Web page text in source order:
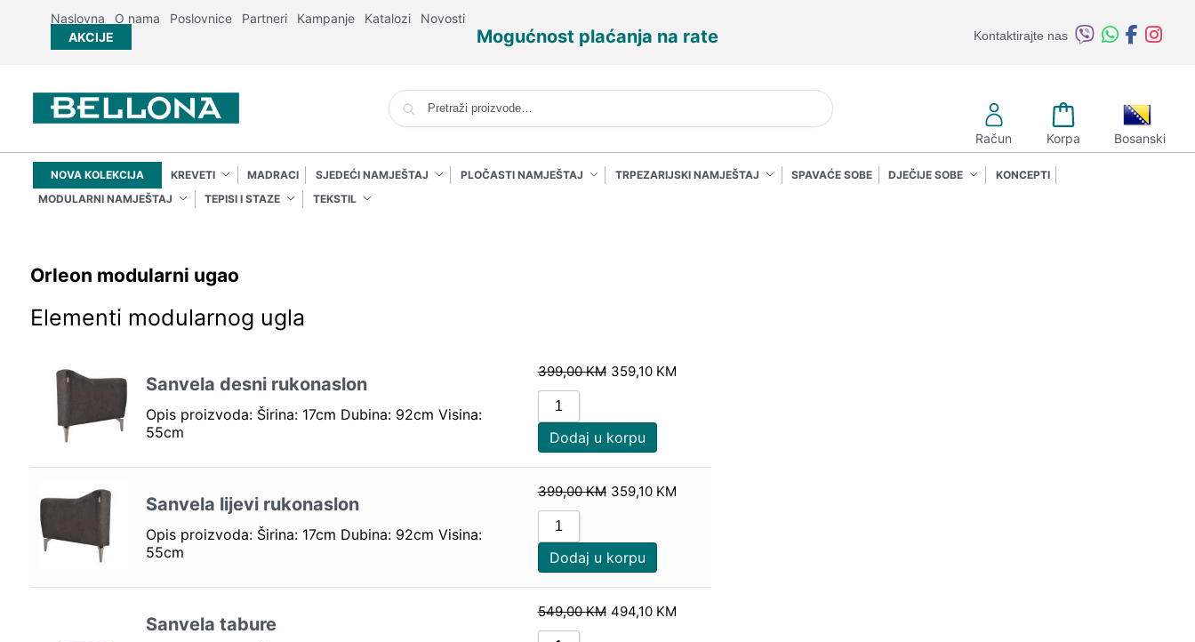
Naslovna O nama Poslovnice Partneri Kampanje Katalozi
Novosti
AKCIJE
Mogućnost plaćanja na rate Kontaktirajte nas
Pretraži
Račun Korpa Bosanski
NOVA KOLEKCIJA KREVETI MADRACI SJEDEĆI NAMJEŠTAJ PLOČASTI NAMJEŠTAJ TRPEZARIJSKI NAMJEŠTAJ SPAVAĆE SOBE DJEČIJE SOBE
KONCEPTI
MODULARNI NAMJEŠTAJ
TEPISI I STAZE TEKSTIL
Orleon modularni ugao
Elementi modularnog ugla
Sanvela desni rukonaslon
Opis proizvoda: Širina: 17cm Dubina: 92cm Visina:
55cm
399,00KM 359,10 KM
Dodaj u korpu
Sanvela lijevi rukonaslon
Opis proizvoda: Širina: 17cm Dubina: 92cm Visina:
55cm
399,00KM 359,10 KM
Dodaj u korpu
Sanvela tabure
549,00KM 494,10 KM